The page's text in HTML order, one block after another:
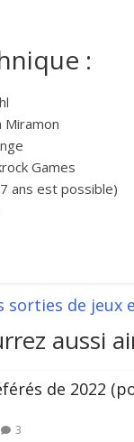
:
Miramon
Games
ans est possible)
sorties de jeux
aussi
de 2022
3